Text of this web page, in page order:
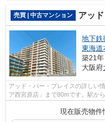
売買 | 中古マンション アッ
地下鉄
東海道
築21
大阪府
アッド・パー・プレイスの詳しい
ア西宮原店」まで80mです。駅か
現在販売物件